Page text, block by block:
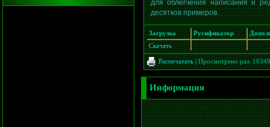
для облегчения написания и
десятков примеров.
Загрузка Русификатор
Скачать
Распечатать | Просмотрено раз:
Информация